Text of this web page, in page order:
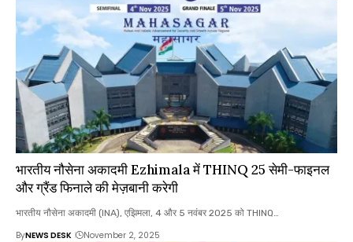
भारतीय नौसेना अकादमी Ezhimala में THINQ 25 सेमी-फाइनल
और ग्रैंड फिनाले की मेज़बानी करेगी
भारतीय नौसेना अकादमी (INA), एझिमला, 4 और 5 नवंबर 2025 को THINQ…
ByNEWS DESK November 2, 2025